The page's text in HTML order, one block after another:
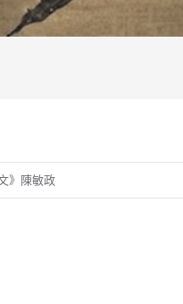
》陳敏政